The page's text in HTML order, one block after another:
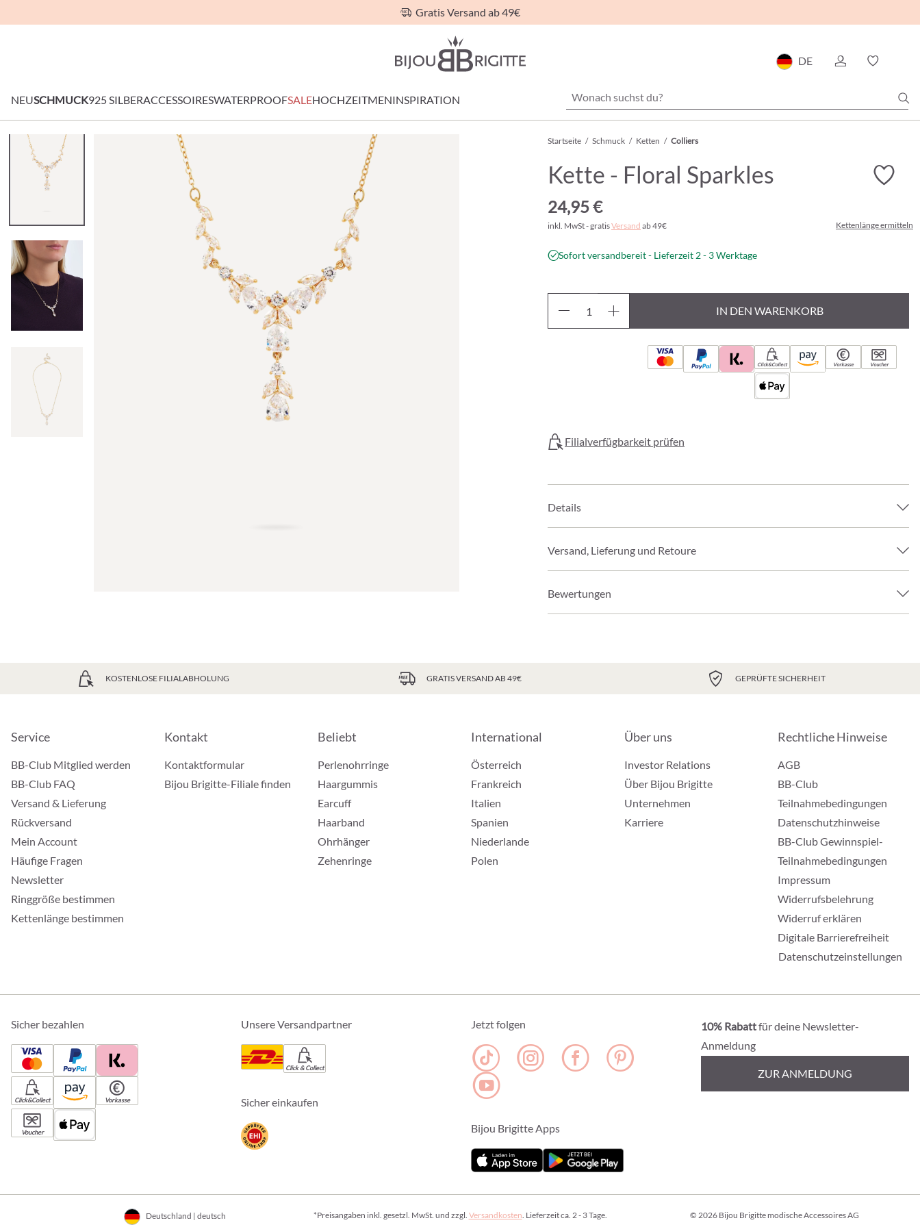
Gratis Versand ab 49€
DE
NEUSCHMUCK925 SILBERACCESSOIRESWATERPROOFSALEHOCHZEITMENINSPIRATION
Startseite / Schmuck / Ketten / Colliers
Kette - Floral Sparkles
24,95 €
inkl. MwSt - gratisVersand ab 49€ Kettenlänge ermitteln
Sofort versandbereit - Lieferzeit 2 - 3 Werktage
IN DEN WARENKORB
Click&Collect Vorkasse Voucher
Filialverfügbarkeit prüfen
Details
Versand, Lieferung und Retoure
Bewertungen
KOSTENLOSE FILIALABHOLUNG GRATIS VERSAND AB 49€ GEPRÜFTE SICHERHEIT
Service
BB-Club Mitglied werden
BB-Club FAQ
Versand & Lieferung
Rückversand
Mein Account
Häufige Fragen
Newsletter
Ringgröße bestimmen
Kettenlänge bestimmen
Kontakt
Kontaktformular
Bijou Brigitte-Filiale finden
Beliebt
Perlenohrringe
Haargummis
Earcuff
Haarband
Ohrhänger
Zehenringe
International
Österreich
Frankreich
Italien
Spanien
Niederlande
Polen
Über uns
Investor Relations
Über Bijou Brigitte
Unternehmen
Karriere
Rechtliche Hinweise
AGB
BB-Club
Teilnahmebedingungen
Datenschutzhinweise
BB-Club Gewinnspiel-
Teilnahmebedingungen
Impressum
Widerrufsbelehrung
Widerruf erklären
Digitale Barrierefreiheit
Datenschutzeinstellungen
Sicher bezahlen
Click&Collect Vorkasse
Voucher
Unsere Versandpartner
Click & Collect
Sicher einkaufen
Jetzt folgen
Bijou Brigitte Apps
10% Rabattfür deine Newsletter-
Anmeldung
ZUR ANMELDUNG
Deutschland | deutsch *Preisangaben inkl. gesetzl. MwSt. und zzgl. Versandkosten. Lieferzeit ca. 2 - 3 Tage. © 2026 Bijou Brigitte modische Accessoires AG